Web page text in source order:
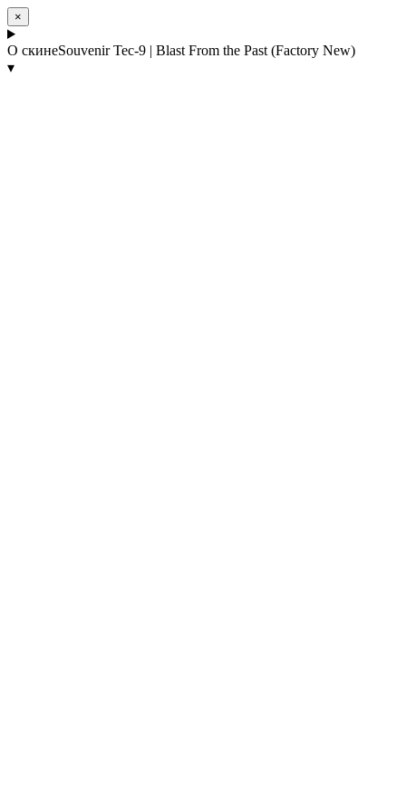
×
О скинеSouvenir Tec-9 | Blast From the Past (Factory New)
▾